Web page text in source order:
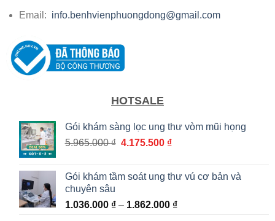
Email: info.benhvienphuongdong@gmail.com
HOTSALE
Gói khám sàng lọc ung thư vòm mũi họng
5.965.000₫ Giá
5.965.000 ₫.
4.175.500 ₫Giá
là:
Gói khám tầm soát ung thư vú cơ bản và
chuyên sâu
1.036.000 ₫ – 1.862.000 ₫Khoảng